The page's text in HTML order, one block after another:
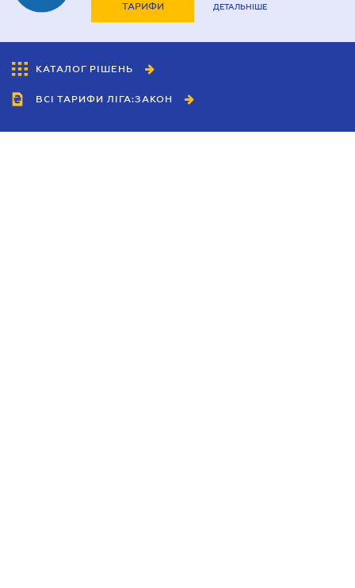
ТАРИФИ ДЕТАЛЬНІШЕ
КАТАЛОГ РІШЕНЬ
ВСІ ТАРИФИ ЛІГА:ЗАКОН